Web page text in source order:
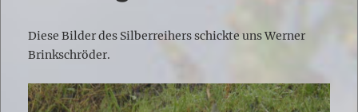
Diese Bilder des Silberreihers schickte uns Werner
Brinkschröder.